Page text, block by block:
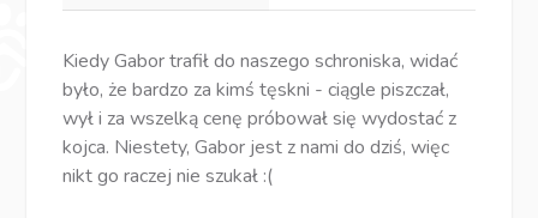
Kiedy Gabor trafił do naszego schroniska, widać
było, że bardzo za kimś tęskni - ciągle piszczał,
wył i za wszelką cenę próbował się wydostać z
kojca. Niestety, Gabor jest z nami do dziś, więc
nikt go raczej nie szukał :(